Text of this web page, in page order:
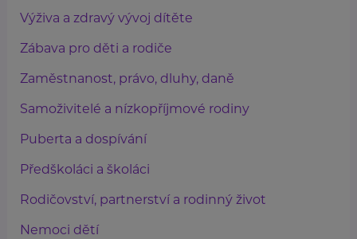
Výživa a zdravý vývoj dítěte
Zábava pro děti a rodiče
Zaměstnanost, právo, dluhy, daně
Samoživitelé a nízkopříjmové rodiny
Puberta a dospívání
Předškoláci a školáci
Rodičovství, partnerství a rodinný život
Nemoci dětí